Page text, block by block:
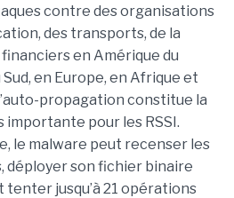
contre des organisations
des transports, de la
en Amérique du
en Europe, en Afrique et
propagation constitue la
pour les RSSI.
le malware peut recenser les
déployer son fichier binaire
tenter jusqu’à 21 opérations